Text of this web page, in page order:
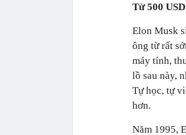
Từ 500
Elon Musk
ông từ rất
máy tính,
lồ sau này,
Tự học, tự
hơn.
Năm 1995,